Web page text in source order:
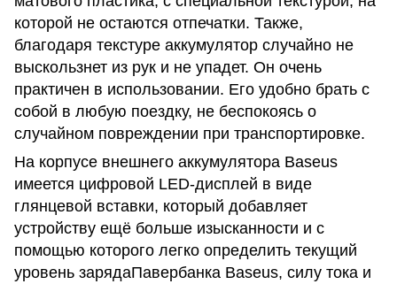
которой не остаются отпечатки. Также,
благодаря текстуре аккумулятор случайно не
выскользнет из рук и не упадет. Он очень
практичен в использовании. Его удобно брать с
собой в любую поездку, не беспокоясь о
случайном повреждении при транспортировке.
На корпусе внешнего аккумулятора Baseus
имеется цифровой LED-дисплей в виде
глянцевой вставки, который добавляет
устройству ещё больше изысканности и с
помощью которого легко определить текущий
уровень зарядаПавербанка Baseus, силу тока и